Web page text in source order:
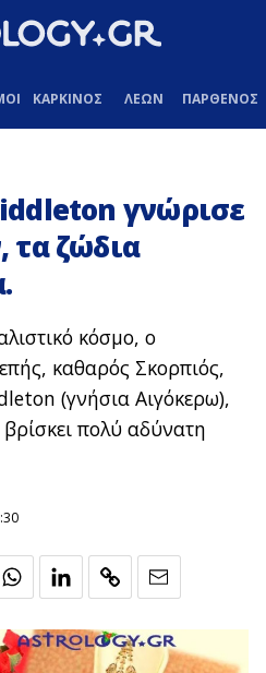
ΚΑΡΚΙΝΟΣ ΛΕΩΝ ΠΑΡΘΕΝΟΣ
γνώρισε
τα ζώδια
κόσμο, ο
καθαρός Σκορπιός,
(γνήσια Αιγόκερω),
πολύ αδύνατη